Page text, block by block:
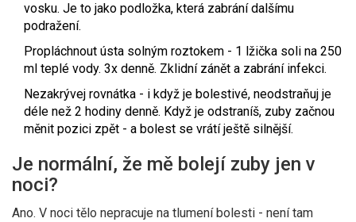
vosku. Je to jako podložka, která zabrání dalšímu
podražení.
Propláchnout ústa solným roztokem - 1 lžička soli na 250
ml teplé vody. 3x denně. Zklidní zánět a zabrání infekci.
Nezakrývej rovnátka - i když je bolestivé, neodstraňuj je
déle než 2 hodiny denně. Když je odstraníš, zuby začnou
měnit pozici zpět - a bolest se vrátí ještě silnější.
Je normální, že mě bolejí zuby jen v
noci?
Ano. V noci tělo nepracuje na tlumení bolesti - není tam